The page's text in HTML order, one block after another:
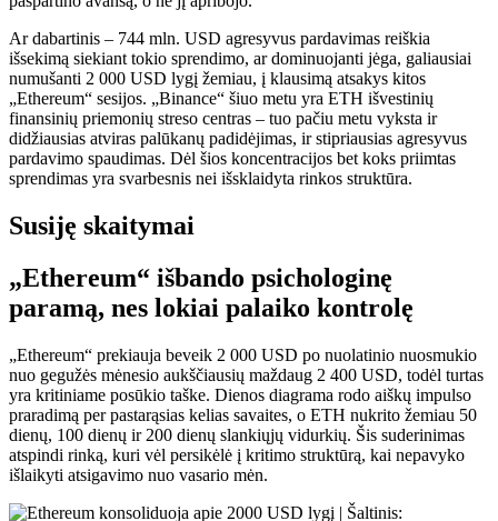
Ar dabartinis – 744 mln. USD agresyvus pardavimas reiškia
išsekimą siekiant tokio sprendimo, ar dominuojanti jėga, galiausiai
numušanti 2 000 USD lygį žemiau, į klausimą atsakys kitos
„Ethereum“ sesijos. „Binance“ šiuo metu yra ETH išvestinių
finansinių priemonių streso centras – tuo pačiu metu vyksta ir
didžiausias atviras palūkanų padidėjimas, ir stipriausias agresyvus
pardavimo spaudimas. Dėl šios koncentracijos bet koks priimtas
sprendimas yra svarbesnis nei išsklaidyta rinkos struktūra.
Susiję skaitymai
„Ethereum“ išbando psichologinę
paramą, nes lokiai palaiko kontrolę
„Ethereum“ prekiauja beveik 2 000 USD po nuolatinio nuosmukio
nuo gegužės mėnesio aukščiausių maždaug 2 400 USD, todėl turtas
yra kritiniame posūkio taške. Dienos diagrama rodo aiškų impulso
praradimą per pastarąsias kelias savaites, o ETH nukrito žemiau 50
dienų, 100 dienų ir 200 dienų slankiųjų vidurkių. Šis suderinimas
atspindi rinką, kuri vėl persikėlė į kritimo struktūrą, kai nepavyko
išlaikyti atsigavimo nuo vasario mėn.